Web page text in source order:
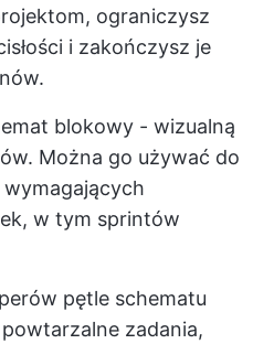
ograniczysz
i zakończysz je
blokowy - wizualną
Można go używać do
w tym sprintów
pętle schematu
zadania,